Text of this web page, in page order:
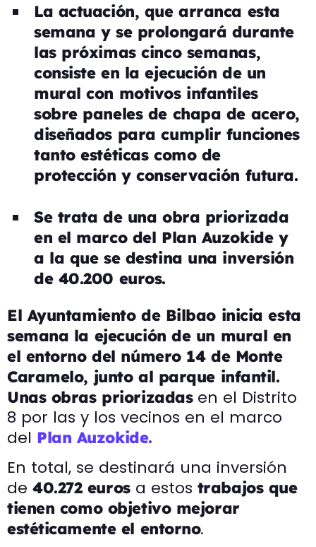
La actuación, que arranca esta
semana y se prolongará durante
las próximas cinco semanas,
consiste en la ejecución de un
mural con motivos infantiles
sobre paneles de chapa de acero,
diseñados para cumplir funciones
tanto estéticas como de
protección y conservación futura.
Se trata de una obra priorizada
en el marco del Plan Auzokide y
a la que se destina una inversión
de 40.200 euros.
El Ayuntamiento de Bilbao inicia esta
semana la ejecución de un mural en
el entorno del número 14 de Monte
Caramelo, junto al parque infantil.
Unas obras priorizadasen el Distrito
8 por las y los vecinos en el marco
del Plan Auzokide.
En total, se destinará una inversión
de 40.272 eurosa estos trabajos que
tienen como objetivo mejorar
estéticamente el entorno.